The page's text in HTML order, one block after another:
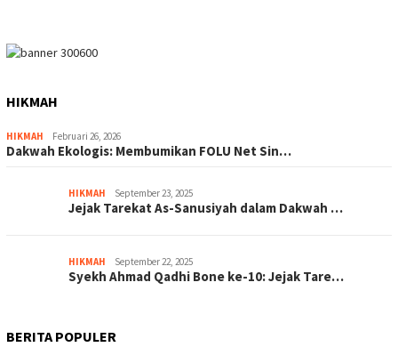
HIKMAH
HIKMAH Februari 26, 2026
Dakwah Ekologis: Membumikan FOLU Net Sin…
HIKMAH September 23, 2025
Jejak Tarekat As-Sanusiyah dalam Dakwah …
HIKMAH September 22, 2025
Syekh Ahmad Qadhi Bone ke-10: Jejak Tare…
BERITA POPULER